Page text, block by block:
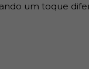
madeiras
um toque